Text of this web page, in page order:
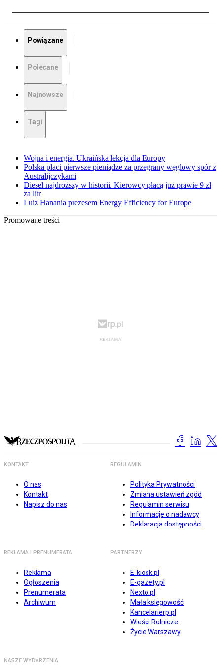
Powiązane
Polecane
Najnowsze
Tagi
Wojna i energia. Ukraińska lekcja dla Europy
Polska płaci pierwsze pieniądze za przegrany węglowy spór z
Australijczykami
Diesel najdroższy w historii. Kierowcy płacą już prawie 9 zł
za litr
Luiz Hanania prezesem Energy Efficiency for Europe
Promowane treści
KONTAKT
O nas
Kontakt
Napisz do nas
REGULAMIN
Polityka Prywatności
Zmiana ustawień zgód
Regulamin serwisu
Informacje o nadawcy
Deklaracja dostępności
REKLAMA I PRENUMERATA
Reklama
Ogłoszenia
Prenumerata
Archiwum
PARTNERZY
E-kiosk.pl
E-gazety.pl
Nexto.pl
Mała księgowość
Kancelarierp.pl
Wieści Rolnicze
Życie Warszawy
NASZE WYDARZENIA